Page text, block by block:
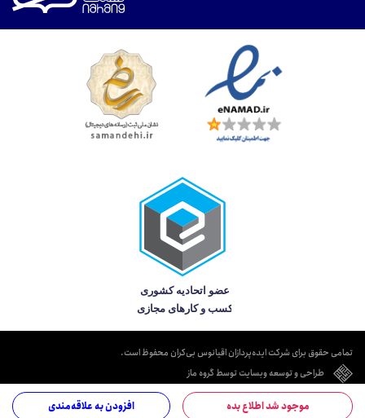
موجود شد اطلاع بده افزودن به علاقه‌مندی
تمامی حقوق برای شرکت ایده‌پردازان اقیانوس بی‌کران محفوظ است.
طراحی و توسعه وبسایت توسط گروه ماز